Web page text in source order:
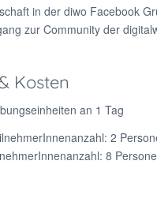
in der diwo Facebook
zur Community der
Kosten
an 1 Tag
2
8